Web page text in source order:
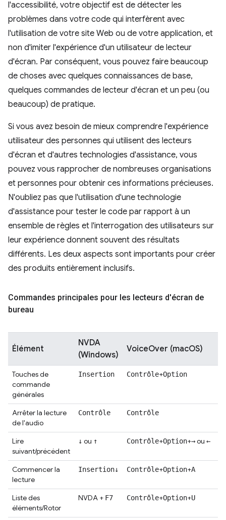
l'accessibilité, votre objectif est de détecter les
problèmes dans votre code qui interfèrent avec
l'utilisation de votre site Web ou de votre application, et
non d'imiter l'expérience d'un utilisateur de lecteur
d'écran. Par conséquent, vous pouvez faire beaucoup
de choses avec quelques connaissances de base,
quelques commandes de lecteur d'écran et un peu (ou
beaucoup) de pratique.
Si vous avez besoin de mieux comprendre l'expérience
utilisateur des personnes qui utilisent des lecteurs
d'écran et d'autres technologies d'assistance, vous
pouvez vous rapprocher de nombreuses organisations
et personnes pour obtenir ces informations précieuses.
N'oubliez pas que l'utilisation d'une technologie
d'assistance pour tester le code par rapport à un
ensemble de règles et l'interrogation des utilisateurs sur
leur expérience donnent souvent des résultats
différents. Les deux aspects sont importants pour créer
des produits entièrement inclusifs.
Commandes principales pour les lecteurs d'écran de
bureau
Élément
NVDA
(Windows)
VoiceOver (macOS)
Touches de
commande
générales
Insertion Contrôle+Option
Arrêter la lecture
de l'audio
Contrôle Contrôle
Lire
suivant/précédent
↓ ou ↑ Contrôle+Option+→ou ←
Commencer la
lecture
Insertion↓ Contrôle+Option+A
Liste des
éléments/Rotor
NVDA + F7 Contrôle+Option+U